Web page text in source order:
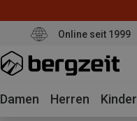
Online seit 1999
Damen Herren Kinder